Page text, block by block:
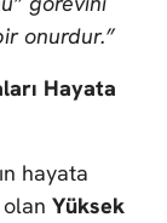
onurdur.”
Hayata
hayata
Yüksek